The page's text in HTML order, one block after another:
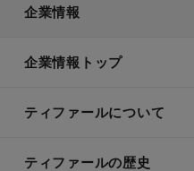
企業情報
企業情報トップ
ティファールについて
ティファールの歴史